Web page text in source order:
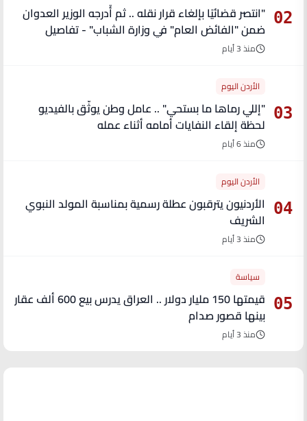
02
"انتصر قضائيًا بإلغاء قرار نقله .. ثم أُدرجه الوزير العدوان
ضمن "الفائض العام" في وزارة الشباب" - تفاصيل
منذ 3 أيام
03
الأردن اليوم
"إللي رماها ما بستحي" .. عامل وطن يوثّق بالفيديو
لحظة إلقاء النفايات أمامه أثناء عمله
منذ 6 أيام
04
الأردن اليوم
الأردنيون يترقبون عطلة رسمية بمناسبة المولد النبوي
الشريف
منذ 3 أيام
05
سياسة
قيمتها 150 مليار دولار .. العراق يدرس بيع 600 ألف عقار
بينها قصور صدام
منذ 3 أيام